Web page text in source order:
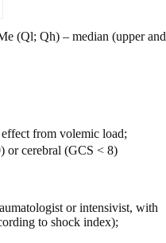
(Ql; Qh) – median (upper and
from volemic load;
or cerebral (GCS < 8)
or intensivist, with
to shock index);